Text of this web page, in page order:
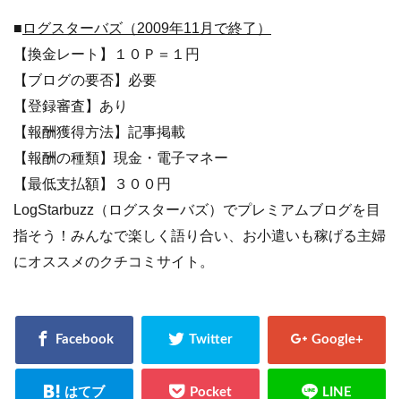
■ ログスターバズ（2009年11月で終了）
【換金レート】１０Ｐ＝１円
【ブログの要否】必要
【登録審査】あり
【報酬獲得方法】記事掲載
【報酬の種類】現金・電子マネー
【最低支払額】３００円
LogStarbuzz（ログスターバズ）でプレミアムブログを目
指そう！みんなで楽しく語り合い、お小遣いも稼げる主婦
にオススメのクチコミサイト。